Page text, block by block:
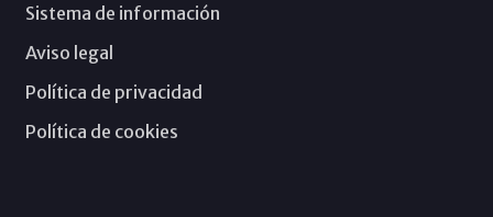
Sistema de información
Aviso legal
Política de privacidad
Política de cookies